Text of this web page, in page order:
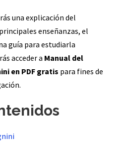
una explicación del
enseñanzas, el
guía para estudiarla
acceder a Manual del
en PDF gratis para fines de